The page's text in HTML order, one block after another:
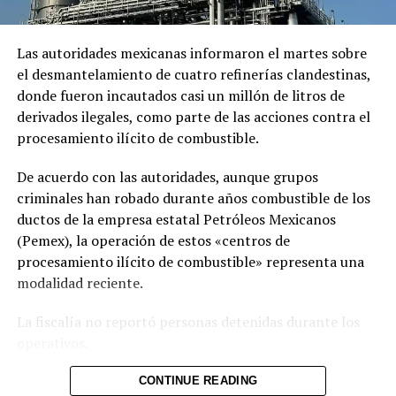
Relacionado
muerte para cobrar un
seguro de $84,000 han sido
condenados a 28 años de
prisión
4 septiembre, 2021
En «Judicial»
matado a su pareja y mintió
que la habían privado de
libertad
6 noviembre, 2021
En «Nacionales»
CURIOSO – FOTOS |
Las autoridades mexicanas informaron el martes sobre
el desmantelamiento de cuatro refinerías clandestinas,
donde fueron incautados casi un millón de litros de
derivados ilegales, como parte de las acciones contra el
procesamiento ilícito de combustible.
De acuerdo con las autoridades, aunque grupos
criminales han robado durante años combustible de los
ductos de la empresa estatal Petróleos Mexicanos
(Pemex), la operación de estos «centros de
procesamiento ilícito de combustible» representa una
modalidad reciente.
La fiscalía no reportó personas detenidas durante los
Las plantas clandestinas fueron localizadas en los
CONTINUE READING